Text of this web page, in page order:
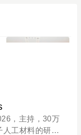
，主持，30万
人工材料的研究